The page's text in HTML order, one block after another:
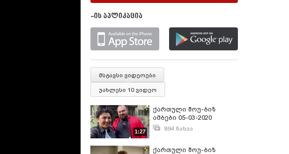
-ის აპლიკაცია
მსგავსი ვიდეოები
უახლესი 10 ვიდეო
1:27
ქართული შოუ-ბიზ
ამბები 05-03-2020
894 ნახვა
ქართული შოუ-ბიზ